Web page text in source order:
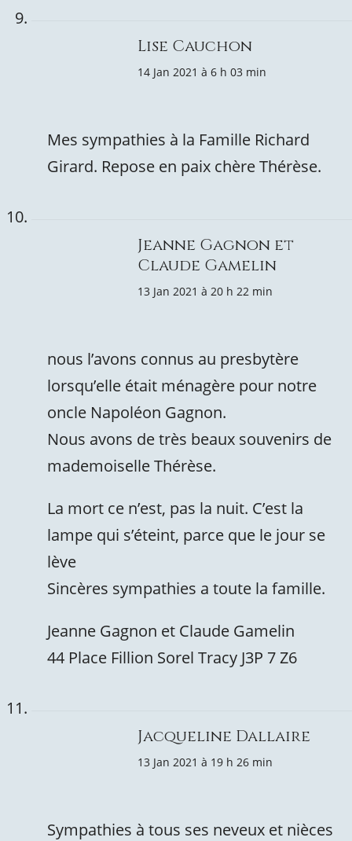
Lise Cauchon
14 Jan 2021 à 6 h 03 min
Mes sympathies à la Famille Richard
Girard. Repose en paix chère Thérèse.
Jeanne Gagnon et
Claude Gamelin
13 Jan 2021 à 20 h 22 min
nous l’avons connus au presbytère
lorsqu’elle était ménagère pour notre
oncle Napoléon Gagnon.
Nous avons de très beaux souvenirs de
mademoiselle Thérèse.
La mort ce n’est, pas la nuit. C’est la
lampe qui s’éteint, parce que le jour se
lève
Sincères sympathies a toute la famille.
Jeanne Gagnon et Claude Gamelin
44 Place Fillion Sorel Tracy J3P 7 Z6
Jacqueline Dallaire
13 Jan 2021 à 19 h 26 min
Sympathies à tous ses neveux et nièces